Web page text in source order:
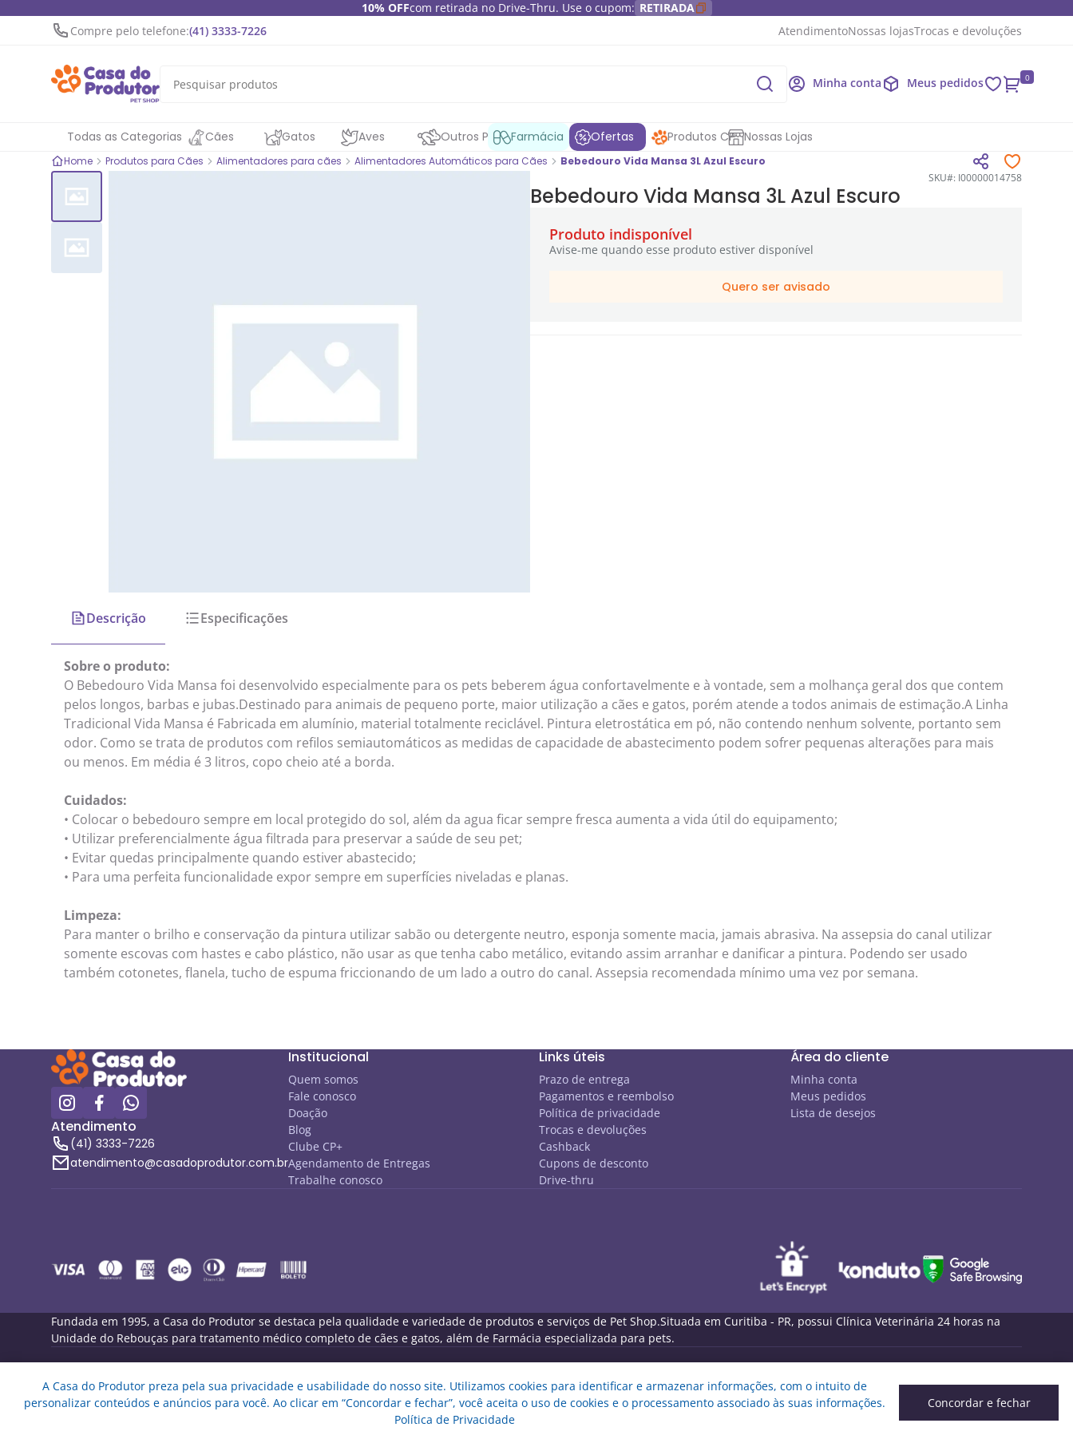
10% OFFcom retirada no Drive-Thru. Use o cupom: RETIRADA
Compre pelo telefone:(41) 3333-7226 AtendimentoNossas lojasTrocas e devoluções
Minha conta Meus pedidos 0
Todas as Categorias Cães Gatos Aves Outros Pets Farmácia Ofertas Produtos CP Nossas Lojas
Home Produtos para Cães Alimentadores para cães Alimentadores Automáticos para Cães
Bebedouro Vida Mansa 3L Azul Escuro
SKU#: I00000014758
Bebedouro Vida Mansa 3L Azul Escuro
Produto indisponível
Avise-me quando esse produto estiver disponível
Quero ser avisado
Descrição Especificações
Sobre o produto:
O Bebedouro Vida Mansa foi desenvolvido especialmente para os pets beberem água confortavelmente e à vontade, sem a molhança geral dos que contem
pelos longos, barbas e jubas.Destinado para animais de pequeno porte, maior utilização a cães e gatos, porém atende a todos animais de estimação.A Linha
Tradicional Vida Mansa é Fabricada em alumínio, material totalmente reciclável. Pintura eletrostática em pó, não contendo nenhum solvente, portanto sem
odor. Como se trata de produtos com refilos semiautomáticos as medidas de capacidade de abastecimento podem sofrer pequenas alterações para mais
ou menos. Em média é 3 litros, copo cheio até a borda.
Cuidados:
• Colocar o bebedouro sempre em local protegido do sol, além da agua ficar sempre fresca aumenta a vida útil do equipamento;
• Utilizar preferencialmente água filtrada para preservar a saúde de seu pet;
• Evitar quedas principalmente quando estiver abastecido;
• Para uma perfeita funcionalidade expor sempre em superfícies niveladas e planas.
Limpeza:
Para manter o brilho e conservação da pintura utilizar sabão ou detergente neutro, esponja somente macia, jamais abrasiva. Na assepsia do canal utilizar
somente escovas com hastes e cabo plástico, não usar as que tenha cabo metálico, evitando assim arranhar e danificar a pintura. Podendo ser usado
também cotonetes, flanela, tucho de espuma friccionando de um lado a outro do canal. Assepsia recomendada mínimo uma vez por semana.
Atendimento
(41) 3333-7226
atendimento@casadoprodutor.com.br
Institucional
Quem somos
Fale conosco
Doação
Blog
Clube CP+
Agendamento de Entregas
Trabalhe conosco
Links úteis
Prazo de entrega
Pagamentos e reembolso
Política de privacidade
Trocas e devoluções
Cashback
Cupons de desconto
Drive-thru
Área do cliente
Minha conta
Meus pedidos
Lista de desejos
Fundada em 1995, a Casa do Produtor se destaca pela qualidade e variedade de produtos e serviços de Pet Shop.Situada em Curitiba - PR, possui Clínica Veterinária 24 horas na
Unidade do Rebouças para tratamento médico completo de cães e gatos, além de Farmácia especializada para pets.
Melo Pet Shop Comércio de Rações LTDA - CNPJ 09.439.591/0001-72
Endereço: Rua Engenheiros Rebouças, 1826 - Rebouças - Curitiba - PR - CEP: 80230-040.
Copyright © Melo Pet Shop Comércio de Rações LTDA - Todos os Direitos Reservados.
Concordar e fechar
A Casa do Produtor preza pela sua privacidade e usabilidade do nosso site. Utilizamos cookies para identificar e armazenar informações, com o intuito de
personalizar conteúdos e anúncios para você. Ao clicar em “Concordar e fechar”, você aceita o uso de cookies e o processamento associado às suas informações.
Política de Privacidade